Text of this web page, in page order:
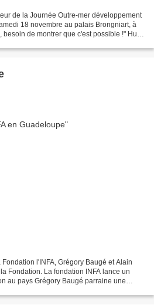
de la Journée Outre-mer développement
18 novembre au palais Brongniart, à
besoin de montrer que c'est possible !" Huit
l'INFA, Grégory Baugé et Alain
INFA lance un
au pays Grégory Baugé parraine une